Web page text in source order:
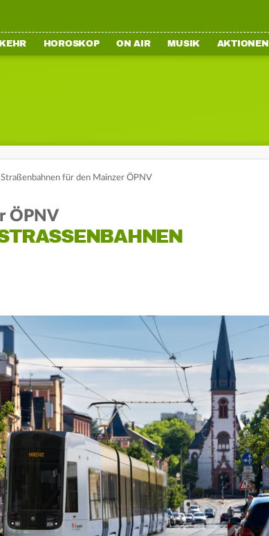
HOROSKOP ON AIR MUSIK AKTIONEN
für den Mainzer ÖPNV
ÖPNV